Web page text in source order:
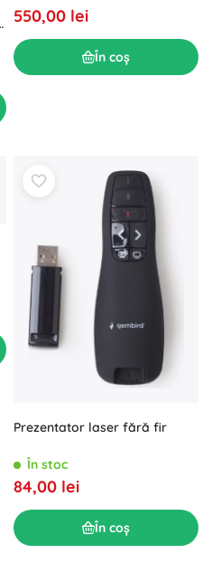
550,00 lei
În coș
Prezentator laser fără fir
În stoc
84,00 lei
În coș